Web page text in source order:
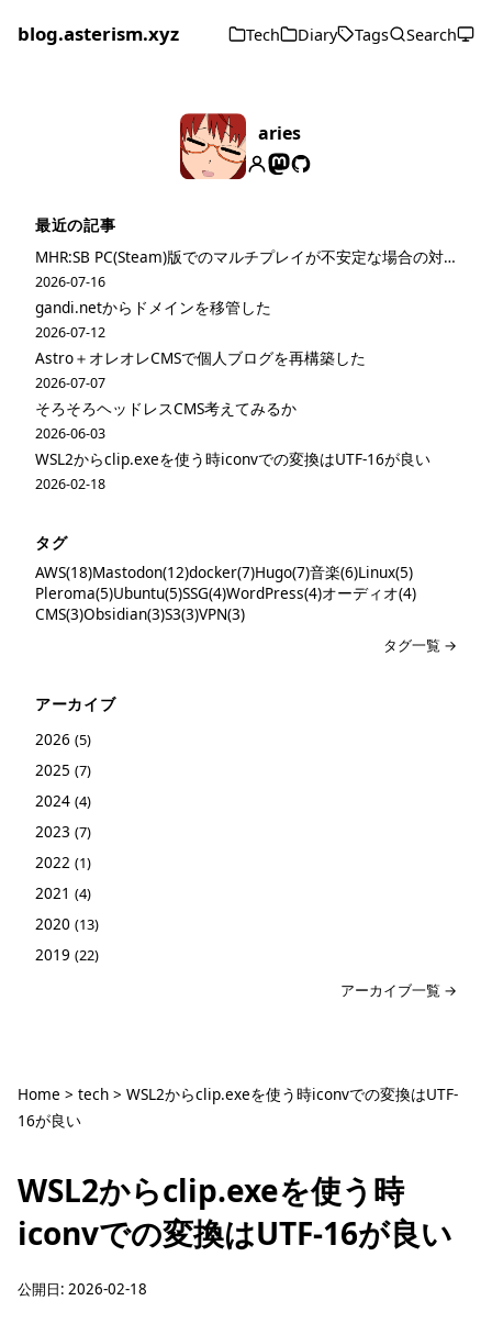
blog.asterism.xyz Tech Diary Tags Search
aries
最近の記事
MHR:SB PC(Steam)版でのマルチプレイが不安定な場合の対策
2026-07-16
gandi.netからドメインを移管した
2026-07-12
Astro＋オレオレCMSで個人ブログを再構築した
2026-07-07
そろそろヘッドレスCMS考えてみるか
2026-06-03
WSL2からclip.exeを使う時iconvでの変換はUTF-16が良い
2026-02-18
タグ
AWS(18)Mastodon(12)docker(7)Hugo(7)音楽(6)Linux(5)
Pleroma(5)Ubuntu(5)SSG(4)WordPress(4)オーディオ(4)
CMS(3)Obsidian(3)S3(3)VPN(3)
タグ一覧 →
アーカイブ
2026 (5)
2025 (7)
2024 (4)
2023 (7)
2022 (1)
2021 (4)
2020 (13)
2019 (22)
アーカイブ一覧 →
Home > tech > WSL2からclip.exeを使う時iconvでの変換はUTF-
16が良い
WSL2からclip.exeを使う時
iconvでの変換はUTF-16が良い
公開日: 2026-02-18